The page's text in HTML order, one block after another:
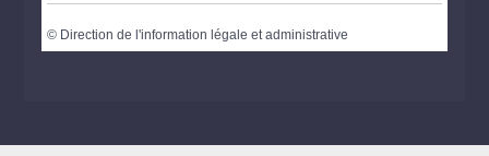
© Direction de l'information légale et administrative